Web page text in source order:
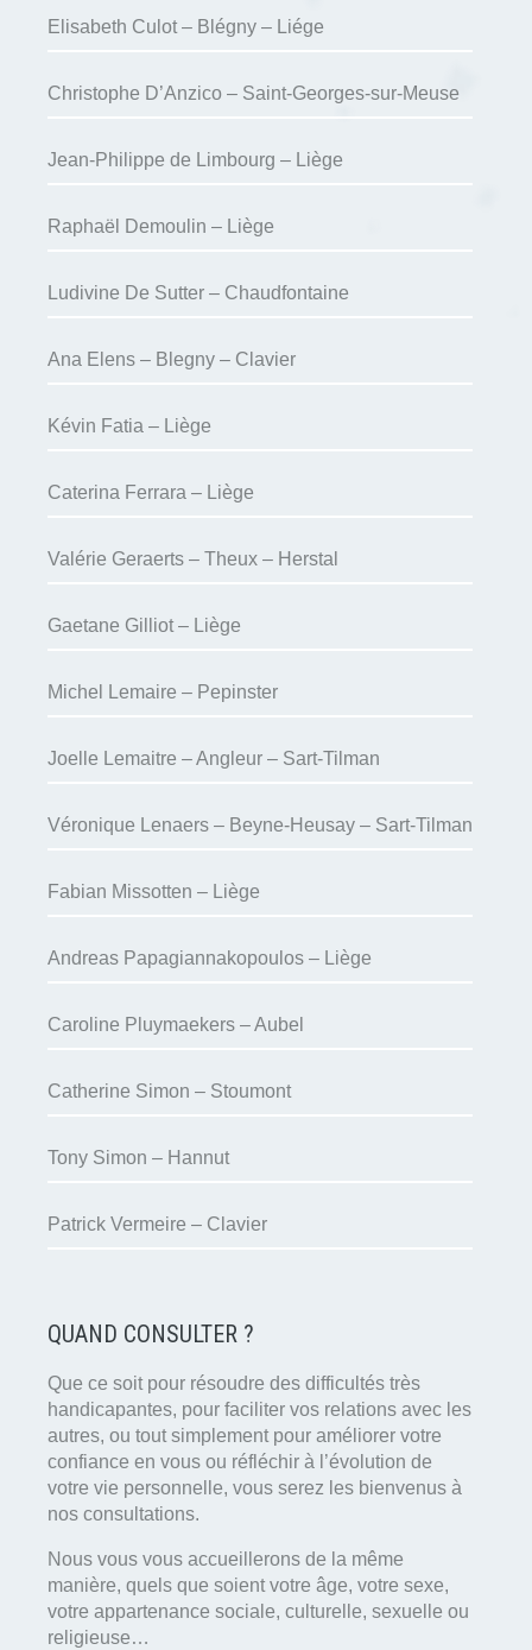
Elisabeth Culot – Blégny – Liége
Christophe D’Anzico – Saint-Georges-sur-Meuse
Jean-Philippe de Limbourg – Liège
Raphaël Demoulin – Liège
Ludivine De Sutter – Chaudfontaine
Ana Elens – Blegny – Clavier
Kévin Fatia – Liège
Caterina Ferrara – Liège
Valérie Geraerts – Theux – Herstal
Gaetane Gilliot – Liège
Michel Lemaire – Pepinster
Joelle Lemaitre – Angleur – Sart-Tilman
Véronique Lenaers – Beyne-Heusay – Sart-Tilman
Fabian Missotten – Liège
Andreas Papagiannakopoulos – Liège
Caroline Pluymaekers – Aubel
Catherine Simon – Stoumont
Tony Simon – Hannut
Patrick Vermeire – Clavier
QUAND CONSULTER ?
Que ce soit pour résoudre des difficultés très
handicapantes, pour faciliter vos relations avec les
autres, ou tout simplement pour améliorer votre
confiance en vous ou réfléchir à l’évolution de
votre vie personnelle, vous serez les bienvenus à
nos consultations.
Nous vous vous accueillerons de la même
manière, quels que soient votre âge, votre sexe,
votre appartenance sociale, culturelle, sexuelle ou
religieuse…